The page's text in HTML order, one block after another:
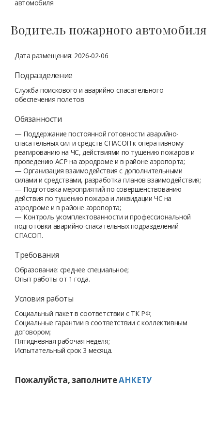
автомобиля
Водитель пожарного автомобиля
Дата размещения: 2026-02-06
Подразделение
Служба поискового и аварийно-спасательного
обеспечения полетов
Обязанности
— Поддержание постоянной готовности аварийно-
спасательных сил и средств СПАСОП к оперативному
реагированию на ЧС, действиями по тушению пожаров и
проведению АСР на аэродроме и в районе аэропорта;
— Организация взаимодействия с дополнительными
силами и средствами, разработка планов взаимодействия;
— Подготовка мероприятий по совершенствованию
действия по тушению пожара и ликвидации ЧС на
аэродроме и в районе аэропорта;
— Контроль укомплектованности и профессиональной
подготовки аварийно-спасательных подразделений
СПАСОП.
Требования
Образование: среднее специальное;
Опыт работы от 1 года.
Условия работы
Социальный пакет в соответствии с ТК РФ;
Социальные гарантии в соответствии с коллективным
договором;
Пятидневная рабочая неделя;
Испытательный срок 3 месяца.
Пожалуйста, заполнитеАНКЕТУ